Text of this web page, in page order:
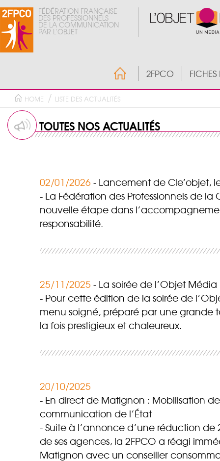
FÉDÉRATION FRANÇAISE
DES PROFESSIONNELS
DE LA COMMUNICATION
PAR L'OBJET
2FPCO
HOME LISTE DES ACTUALITÉS
TOUTES NOS ACTUALITÉS
02/01/2026
Lancement de Cle’objet,
La Fédération des Professionnels de
nouvelle étape dans
responsabilité.
25/11/2025
La soirée de l’Objet
Pour cette édition de la soirée de
menu soigné, préparé par une grande
la fois prestigieux et chaleureux.
20/10/2025
En direct de Matignon : Mobilisation
communication de l’État
Suite à l’annonce d’une réduction
de ses agences, la 2FPCO a réagi
Matignon avec un conseiller